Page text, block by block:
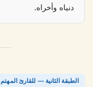
دنياه وأخراه.
الطبقة الثانية — للقارئ المهتم